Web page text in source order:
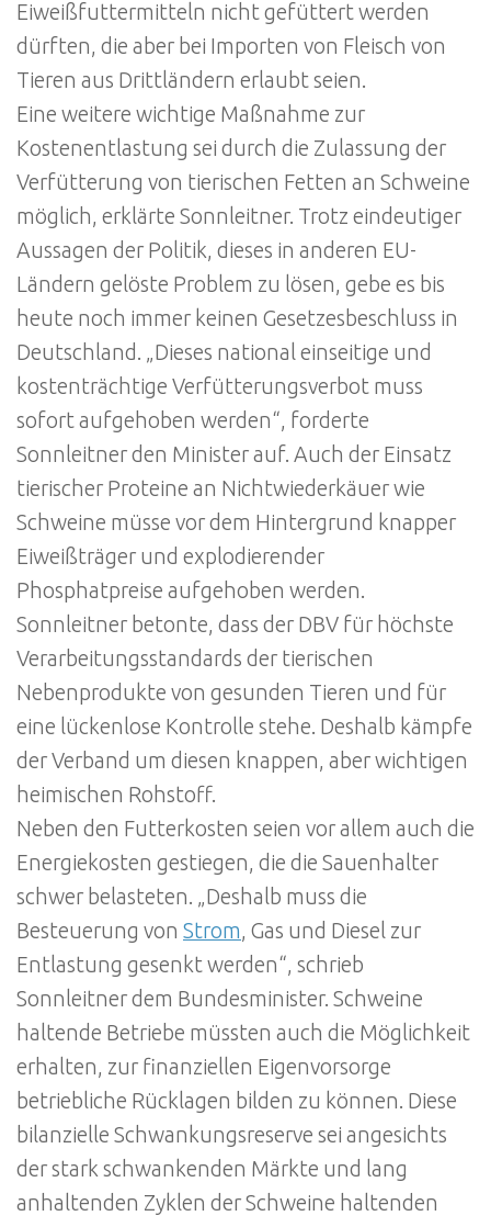
Eiweißfuttermitteln nicht gefüttert werden
dürften, die aber bei Importen von Fleisch von
Tieren aus Drittländern erlaubt seien.
Eine weitere wichtige Maßnahme zur
Kostenentlastung sei durch die Zulassung der
Verfütterung von tierischen Fetten an Schweine
möglich, erklärte Sonnleitner. Trotz eindeutiger
Aussagen der Politik, dieses in anderen EU-
Ländern gelöste Problem zu lösen, gebe es bis
heute noch immer keinen Gesetzesbeschluss in
Deutschland. „Dieses national einseitige und
kostenträchtige Verfütterungsverbot muss
sofort aufgehoben werden“, forderte
Sonnleitner den Minister auf. Auch der Einsatz
tierischer Proteine an Nichtwiederkäuer wie
Schweine müsse vor dem Hintergrund knapper
Eiweißträger und explodierender
Phosphatpreise aufgehoben werden.
Sonnleitner betonte, dass der DBV für höchste
Verarbeitungsstandards der tierischen
Nebenprodukte von gesunden Tieren und für
eine lückenlose Kontrolle stehe. Deshalb kämpfe
der Verband um diesen knappen, aber wichtigen
heimischen Rohstoff.
Neben den Futterkosten seien vor allem auch die
Energiekosten gestiegen, die die Sauenhalter
schwer belasteten. „Deshalb muss die
Besteuerung von Strom, Gas und Diesel zur
Entlastung gesenkt werden“, schrieb
Sonnleitner dem Bundesminister. Schweine
haltende Betriebe müssten auch die Möglichkeit
erhalten, zur finanziellen Eigenvorsorge
betriebliche Rücklagen bilden zu können. Diese
bilanzielle Schwankungsreserve sei angesichts
der stark schwankenden Märkte und lang
anhaltenden Zyklen der Schweine haltenden